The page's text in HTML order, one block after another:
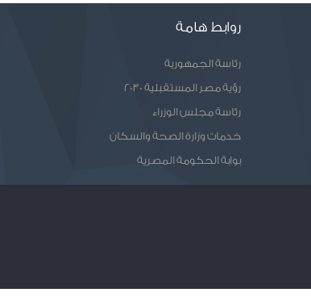
روابط هامة
رئاسة الجمهورية
رؤية مصر المستقبلية 2030
رئاسة مجلس الوزراء
خدمات وزارة الصحة والسكان
بوابة الحكومة المصرية